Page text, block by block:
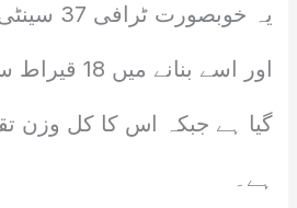
یہ
اور اسے بنانے
ہے۔